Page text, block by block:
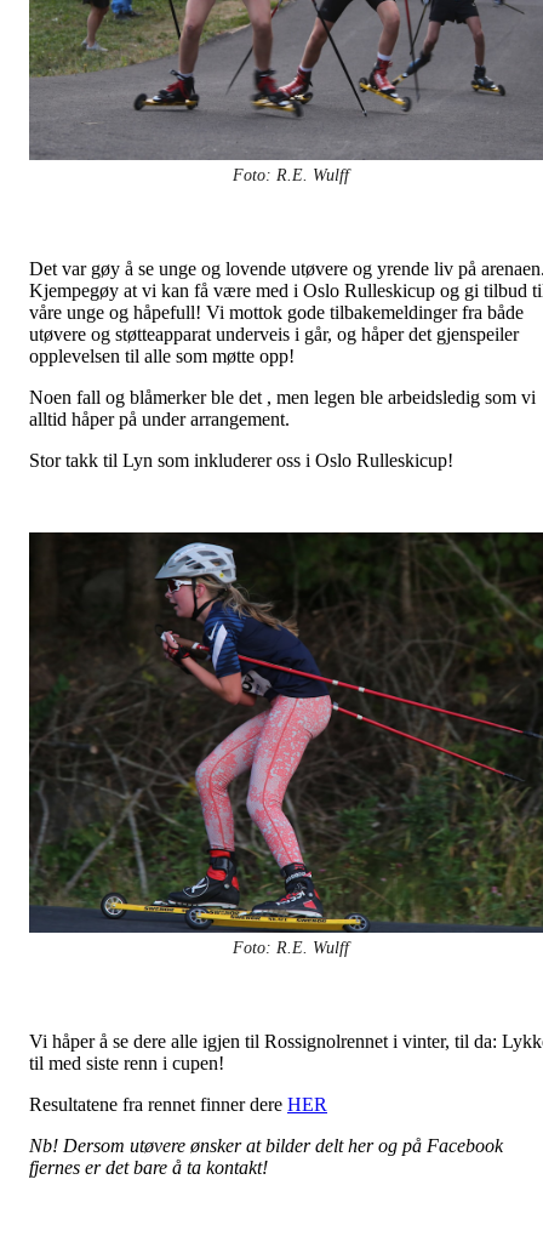
Foto: R.E. Wulff
Det var gøy å se unge og lovende utøvere og yrende liv på
Kjempegøy at vi kan få være med i Oslo Rulleskicup og gi tilbud
våre unge og håpefull! Vi mottok gode tilbakemeldinger fra både
utøvere og støtteapparat underveis i går, og håper det gjenspeiler
opplevelsen til alle som møtte opp!
Noen fall og blåmerker ble det , men legen ble arbeidsledig som vi
alltid håper på under arrangement.
Stor takk til Lyn som inkluderer oss i Oslo Rulleskicup!
Foto: R.E. Wulff
Vi håper å se dere alle igjen til Rossignolrennet i vinter, til da:
til med siste renn i cupen!
Resultatene fra rennet finner dere HER
Nb! Dersom utøvere ønsker at bilder delt her og på Facebook
fjernes er det bare å ta kontakt!